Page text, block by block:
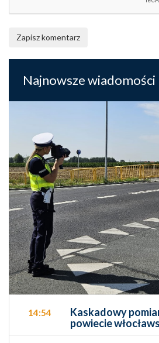
Zapisz komentarz
Najnowsze wiadomości
14:54
Kaskadowy
powiecie